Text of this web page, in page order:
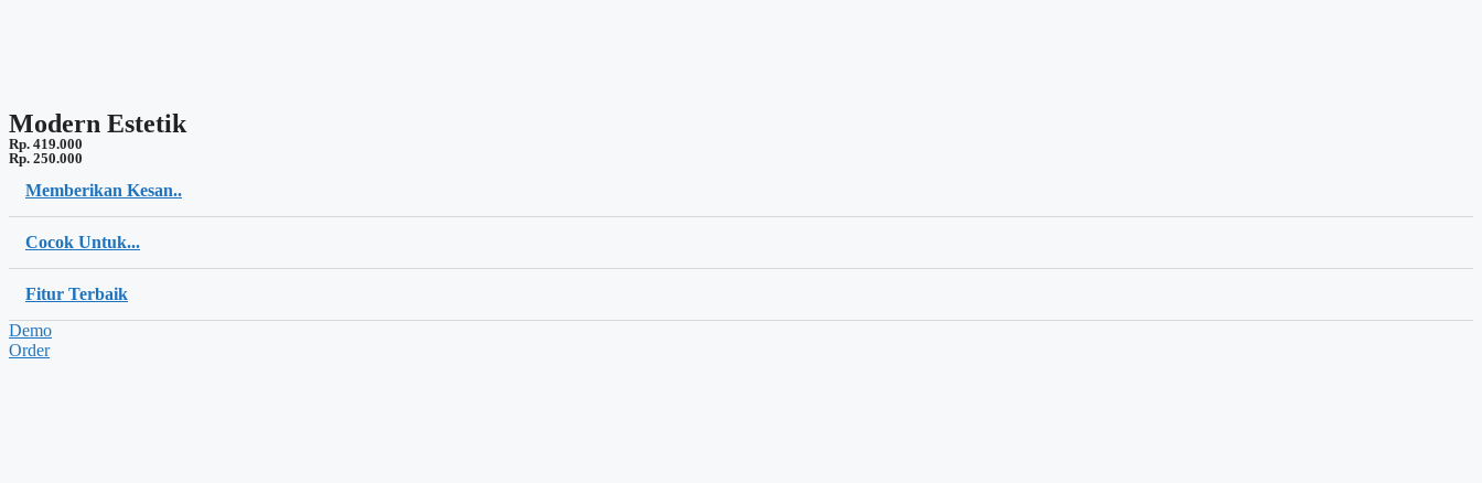
Modern Estetik
Rp. 419.000
Rp. 250.000
Memberikan Kesan..
Cocok Untuk...
Fitur Terbaik
Demo
Order